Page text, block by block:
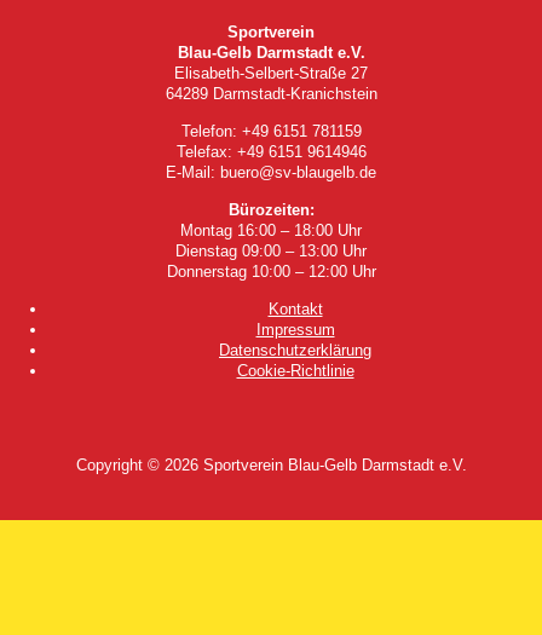
Sportverein
Blau-Gelb Darmstadt e.V.
Elisabeth-Selbert-Straße 27
64289 Darmstadt-Kranichstein
Telefon: +49 6151 781159
Telefax: +49 6151 9614946
E-Mail: buero@sv-blaugelb.de
Bürozeiten:
Montag 16:00 – 18:00 Uhr
Dienstag 09:00 – 13:00 Uhr
Donnerstag 10:00 – 12:00 Uhr
Kontakt
Impressum
Datenschutzerklärung
Cookie-Richtlinie
Copyright © 2026 Sportverein Blau-Gelb Darmstadt e.V.